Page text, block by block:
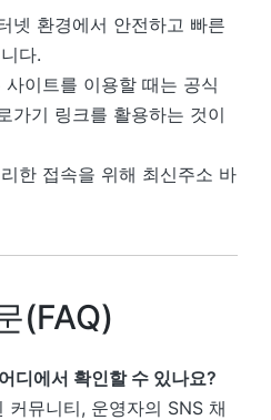
넷 환경에서 안전하고 빠른
다.
이트를 이용할 때는 공식
가기 링크를 활용하는 것이
한 접속을 위해 최신주소 바
(FAQ)
디에서 확인할 수 있나요?
커뮤니티, 운영자의 SNS 채